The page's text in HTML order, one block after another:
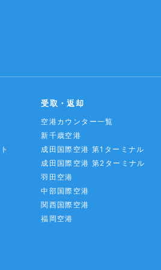
受取・返却
空港カウンター一覧
新千歳空港
成田国際空港 第1ターミナル
成田国際空港 第2ターミナル
羽田空港
中部国際空港
関西国際空港
福岡空港